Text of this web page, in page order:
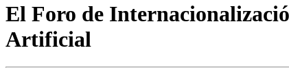
El Foro de
Artificial